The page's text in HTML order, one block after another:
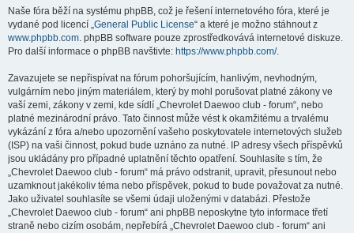
Naše fóra běží na systému phpBB, což je řešení internetového fóra, které je
vydané pod licencí „General Public License“ a které je možno stáhnout z
www.phpbb.com. phpBB software pouze zprostředkovává internetové diskuze.
Pro další informace o phpBB navštivte: https://www.phpbb.com/.
Zavazujete se nepřispívat na fórum pohoršujícím, hanlivým, nevhodným,
vulgárním nebo jiným materiálem, který by mohl porušovat platné zákony ve
vaší zemi, zákony v zemi, kde sídlí „Chevrolet Daewoo club - forum“, nebo
platné mezinárodní právo. Tato činnost může vést k okamžitému a trvalému
vykázání z fóra a/nebo upozornění vašeho poskytovatele internetových služeb
(ISP) na vaši činnost, pokud bude uznáno za nutné. IP adresy všech příspěvků
jsou ukládány pro případné uplatnění těchto opatření. Souhlasíte s tím, že
„Chevrolet Daewoo club - forum“ má právo odstranit, upravit, přesunout nebo
uzamknout jakékoliv téma nebo příspěvek, pokud to bude považovat za nutné.
Jako uživatel souhlasíte se všemi údaji uloženými v databázi. Přestože
„Chevrolet Daewoo club - forum“ ani phpBB neposkytne tyto informace třetí
straně nebo cizím osobám, nepřebírá „Chevrolet Daewoo club - forum“ ani